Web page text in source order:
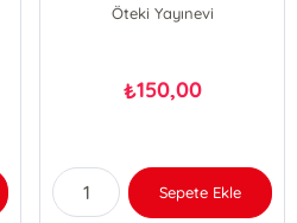
Öteki Yayınevi
₺150,00
Sepete Ekle